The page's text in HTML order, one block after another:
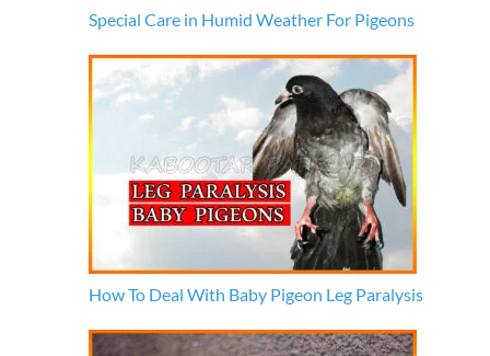
Special Care in Humid Weather For Pigeons
How To Deal With Baby Pigeon Leg Paralysis